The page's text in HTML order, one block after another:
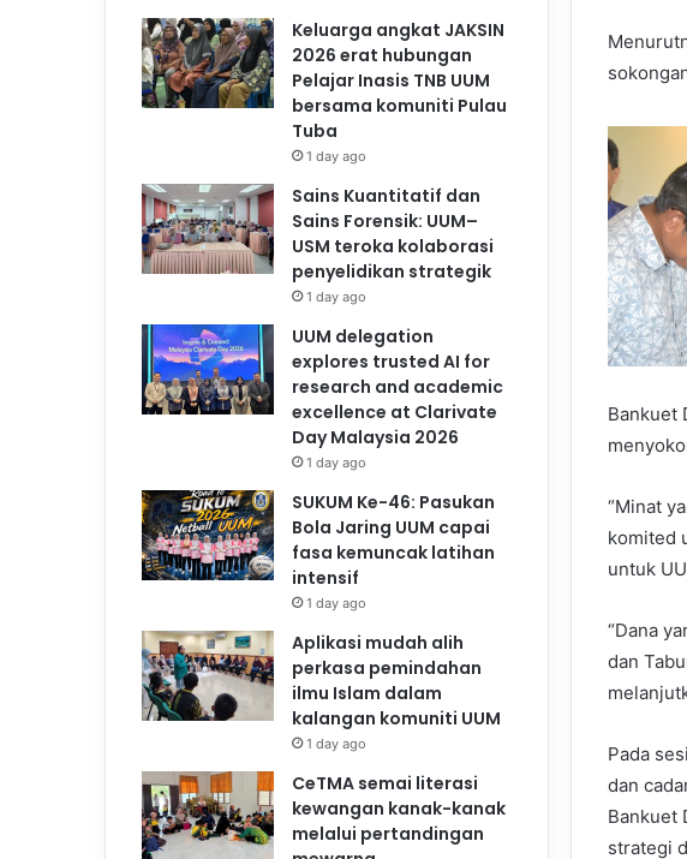
Bankuet
“Minat
komited
untuk
“Dana
dan
Pada
dan
Bankuet
strategi
Keluarga angkat JAKSIN
2026 erat hubungan
Pelajar Inasis TNB UUM
bersama komuniti Pulau
Tuba
1 day ago
Sains Kuantitatif dan
Sains Forensik: UUM–
USM teroka kolaborasi
penyelidikan strategik
1 day ago
UUM delegation
explores trusted AI for
research and academic
excellence at Clarivate
Day Malaysia 2026
1 day ago
SUKUM Ke-46: Pasukan
Bola Jaring UUM capai
fasa kemuncak latihan
intensif
1 day ago
Aplikasi mudah alih
perkasa pemindahan
ilmu Islam dalam
kalangan komuniti UUM
1 day ago
CeTMA semai literasi
kewangan kanak-kanak
melalui pertandingan